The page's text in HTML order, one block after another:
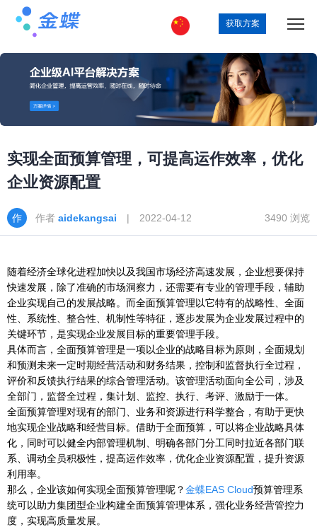
获取方案
实现全面预算管理，可提高运作效率，优化
企业资源配置
作者 aidekangsai | 2022-04-12 3490 浏览
随着经济全球化进程加快以及我国市场经济高速发展，企业想要保持
快速发展，除了准确的市场洞察力，还需要有专业的管理手段，辅助
企业实现自己的发展战略。而全面预算管理以它特有的战略性、全面
性、系统性、整合性、机制性等特征，逐步发展为企业发展过程中的
关键环节，是实现企业发展目标的重要管理手段。
具体而言，全面预算管理是一项以企业的战略目标为原则，全面规划
和预测未来一定时期经营活动和财务结果，控制和监督执行全过程，
评价和反馈执行结果的综合管理活动。该管理活动面向全公司，涉及
全部门，监督全过程，集计划、监控、执行、考评、激励于一体。
全面预算管理对现有的部门、业务和资源进行科学整合，有助于更快
地实现企业战略和经营目标。借助于全面预算，可以将企业战略具体
化，同时可以健全内部管理机制、明确各部门分工同时拉近各部门联
系、调动全员积极性，提高运作效率，优化企业资源配置，提升资源
利用率。
那么，企业该如何实现全面预算管理呢？金蝶EAS Cloud预算管理系
统可以助力集团型企业构建全面预算管理体系，强化业务经营管控力
度，实现高质量发展。